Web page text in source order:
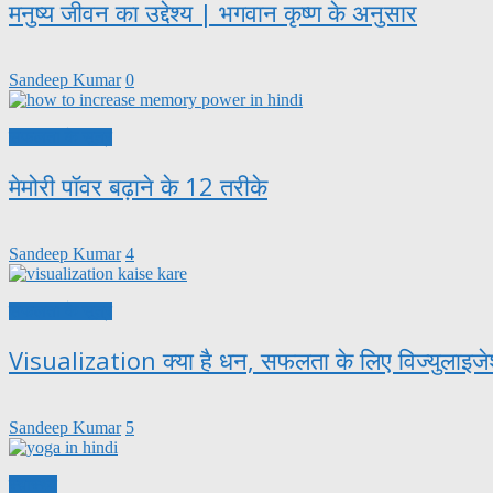
मनुष्य जीवन का उद्देश्य | भगवान कृष्ण के अनुसार
Sandeep Kumar 0
मेमोरी पॉवर बढ़ाने के 12 तरीके
Sandeep Kumar 4
Visualization क्या है धन, सफलता के लिए
Sandeep Kumar 5